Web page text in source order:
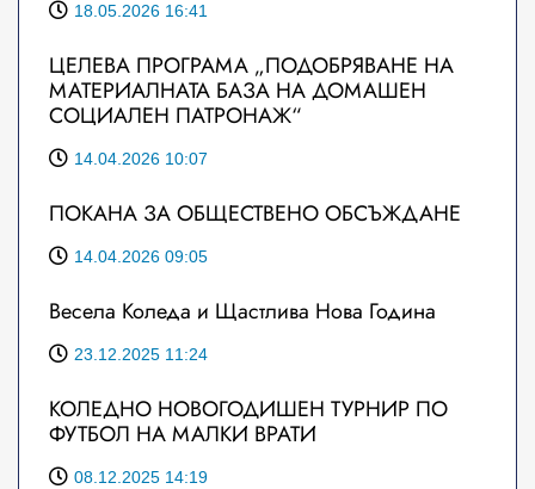
18.05.2026 16:41
ЦЕЛЕВА ПРОГРАМА „ПОДОБРЯВАНЕ НА
МАТЕРИАЛНАТА БАЗА НА ДОМАШЕН
СОЦИАЛЕН ПАТРОНАЖ“
14.04.2026 10:07
ПОКАНА ЗА ОБЩЕСТВЕНО ОБСЪЖДАНЕ
14.04.2026 09:05
Весела Коледа и Щастлива Нова Година
23.12.2025 11:24
КОЛЕДНО НОВОГОДИШЕН ТУРНИР ПО
ФУТБОЛ НА МАЛКИ ВРАТИ
08.12.2025 14:19